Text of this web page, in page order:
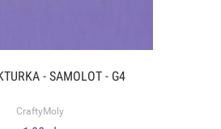
- SAMOLOT - G4
CraftyMoly